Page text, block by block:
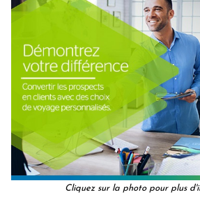
Cliquez sur la photo pour plus